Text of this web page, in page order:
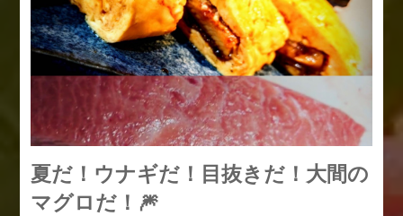
夏だ！ウナギだ！目抜きだ！大間の
マグロだ！🎆